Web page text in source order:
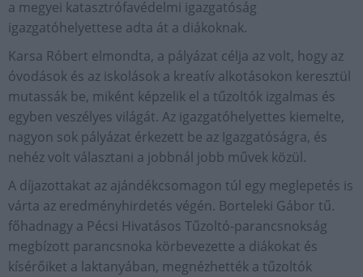
a megyei katasztrófavédelmi igazgatóság
igazgatóhelyettese adta át a diákoknak.
Karsa Róbert elmondta, a pályázat célja az volt, hogy az
óvodások és az iskolások a kreatív alkotásokon keresztül
mutassák be, miként képzelik el a tűzoltók izgalmas és
egyben veszélyes világát. Az igazgatóhelyettes kiemelte,
nagyon sok pályázat érkezett be az Igazgatóságra, és
nehéz volt választani a jobbnál jobb művek közül.
A díjazottakat az ajándékcsomagon túl egy meglepetés is
várta az eredményhirdetés végén. Borteleki Gábor tű.
főhadnagy a Pécsi Hivatásos Tűzoltó-parancsnokság
megbízott parancsnoka körbevezette a diákokat és
kísérőiket a laktanyában, megnézhették a tűzoltók